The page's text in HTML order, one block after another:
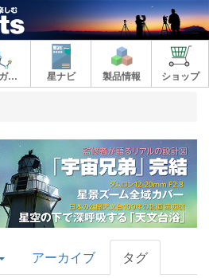
星空ガイド 星ナビ 製品情報 ショップ
アーカイブ タグ